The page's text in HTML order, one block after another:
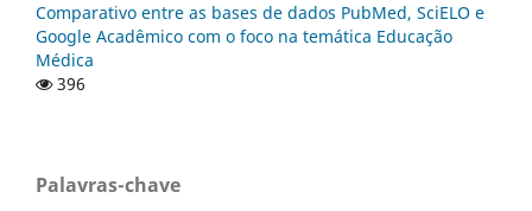
Comparativo entre as bases de dados PubMed, SciELO e
Google Acadêmico com o foco na temática Educação
Médica
396
Palavras-chave